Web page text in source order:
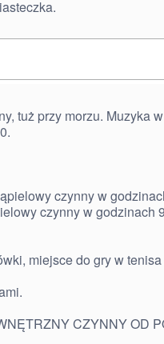
tuż przy morzu. Muzyka
czynny w
czynny w godzinach
miejsce do gry w
CZYNNY OD